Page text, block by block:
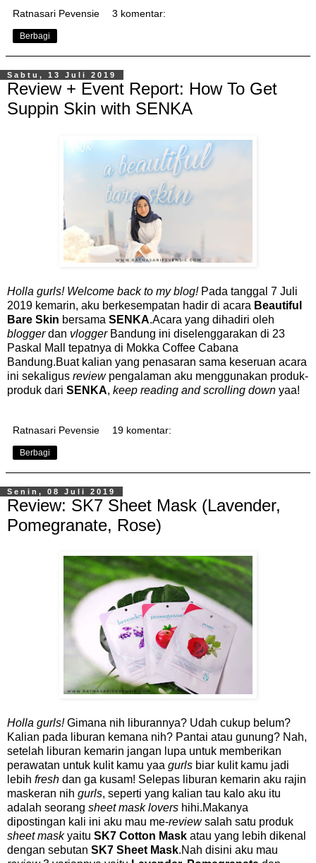
Ratnasari Pevensie 3 komentar:
Berbagi
Sabtu, 13 Juli 2019
Review + Event Report: How To Get
Suppin Skin with SENKA
Holla gurls! Welcome back to my blog!Pada tanggal 7 Juli
2019 kemarin, aku berkesempatan hadir di acara Beautiful
Bare Skin bersama SENKA.Acara yang dihadiri oleh
bloggerdan vloggerBandung ini diselenggarakan di 23
Paskal Mall tepatnya di Mokka Coffee Cabana
Bandung.Buat kalian yang penasaran sama keseruan acara
ini sekaligus reviewpengalaman aku menggunakan produk-
produk dari SENKA, keep reading and scrolling down yaa!
Ratnasari Pevensie 19 komentar:
Berbagi
Senin, 08 Juli 2019
Review: SK7 Sheet Mask (Lavender,
Pomegranate, Rose)
Holla gurls! Gimana nih liburannya? Udah cukup belum?
Kalian pada liburan kemana nih? Pantai atau gunung? Nah,
setelah liburan kemarin jangan lupa untuk memberikan
perawatan untuk kulit kamu yaa gurls biar kulit kamu jadi
lebih fresh dan ga kusam! Selepas liburan kemarin aku rajin
maskeran nih gurls, seperti yang kalian tau kalo aku itu
adalah seorang sheet mask lovers hihi.Makanya
dipostingan kali ini aku mau me-reviewsalah satu produk
sheet maskyaitu SK7 Cotton Mask atau yang lebih dikenal
dengan sebutan SK7 Sheet Mask.Nah disini aku mau